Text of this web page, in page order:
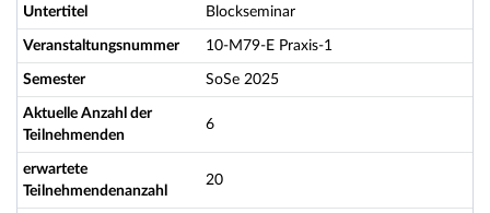
Untertitel Blockseminar
Veranstaltungsnummer 10-M79-E Praxis-1
Semester SoSe 2025
Aktuelle Anzahl der
Teilnehmenden
6
erwartete
Teilnehmendenanzahl
20